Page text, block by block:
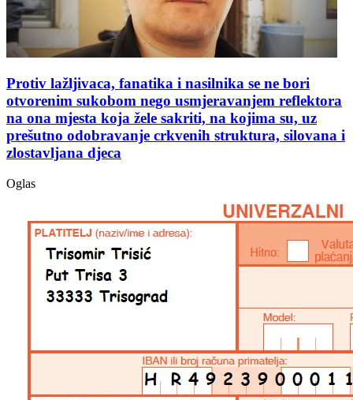
Protiv lažljivaca, fanatika i nasilnika se ne bori
otvorenim sukobom nego usmjeravanjem reflektora
na ona mjesta koja žele sakriti, na kojima su, uz
prešutno odobravanje crkvenih struktura, silovana i
zlostavljana djeca
Oglas